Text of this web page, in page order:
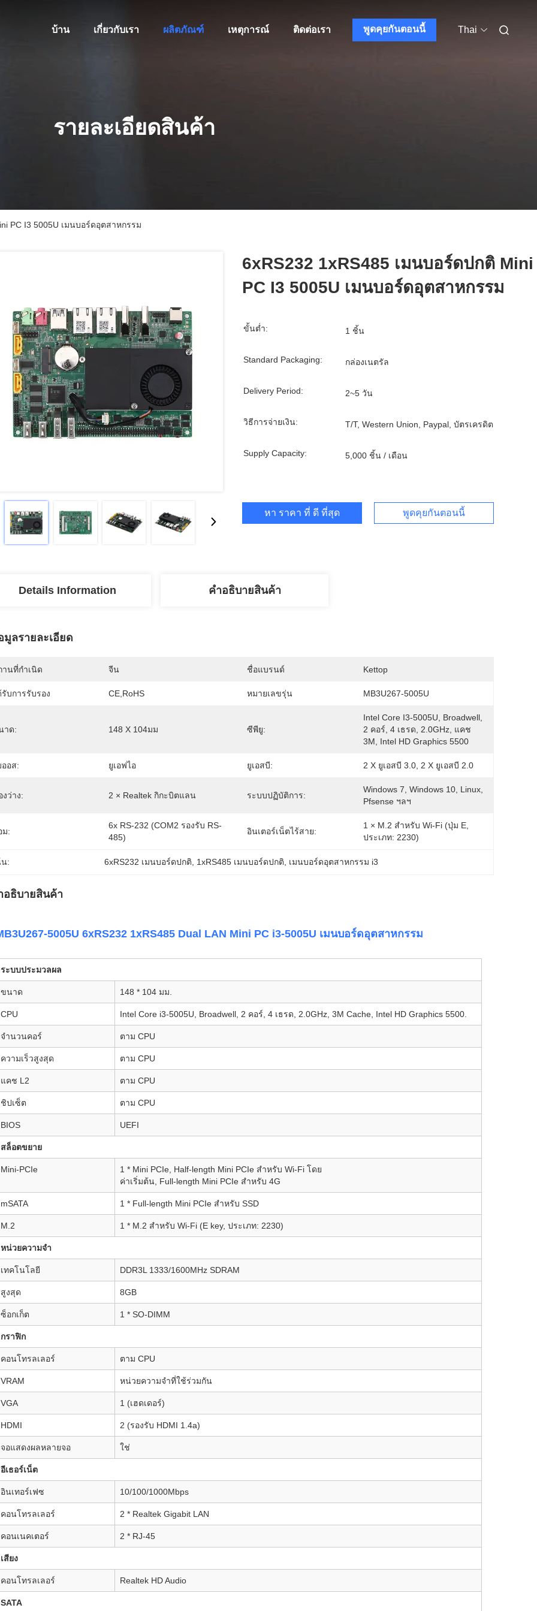
บ้าน เกี่ยวกับเรา ผลิตภัณฑ์ เหตุการณ์ ติดต่อเรา พูดคุยกันตอนนี้ Thai
รายละเอียดสินค้า
PC I3 5005U เมนบอร์ดอุตสาหกรรม
6xRS232 1xRS485 เมนบอร์ดปกติ Mini
PC I3 5005U เมนบอร์ดอุตสาหกรรม
ขั้นต่ำ: 1 ชิ้น
Standard Packaging: กล่องเนตรัล
Delivery Period: 2~5 วัน
วิธีการจ่ายเงิน: T/T, Western Union, Paypal, บัตรเครดิต
Supply Capacity: 5,000 ชิ้น / เดือน
หา ราคา ที่ ดี ที่สุด พูดคุยกันตอนนี้
Details Information คําอธิบายสินค้า
มูลรายละเอียด
านที่กำเนิด จีน ชื่อแบรนด์ Kettop
รับการรับรอง CE,RoHS หมายเลขรุ่น MB3U267-5005U
าด: 148 X 104มม ซีพียู:
Intel Core I3-5005U, Broadwell,
2 คอร์, 4 เธรด, 2.0GHz, แคช
3M, Intel HD Graphics 5500
ออส: ยูเอฟไอ ยูเอสบี: 2 X ยูเอสบี 3.0, 2 X ยูเอสบี 2.0
งว่าง: 2 × Realtek กิกะบิตแลน ระบบปฏิบัติการ:
Windows 7, Windows 10, Linux,
Pfsense ฯลฯ
ม:
6x RS-232 (COM2 รองรับ RS-
485)
อินเตอร์เน็ตไร้สาย:
1 × M.2 สำหรับ Wi-Fi (ปุ่ม E,
ประเภท: 2230)
น: 6xRS232 เมนบอร์ดปกติ 1xRS485 เมนบอร์ดปกติ เมนบอร์ดอุตสาหกรรม i3
อธิบายสินค้า
5005U 6xRS232 1xRS485 Dual LAN Mini PC i3-5005U เมนบอร์ดอุตสาหกรรม
ระบบประมวลผล
ขนาด 148 * 104 มม.
CPU Intel Core i3-5005U, Broadwell, 2 คอร์, 4 เธรด, 2.0GHz, 3M Cache, Intel HD Graphics 5500.
จำนวนคอร์ ตาม CPU
ความเร็วสูงสุด ตาม CPU
แคช L2 ตาม CPU
ชิปเซ็ต ตาม CPU
BIOS UEFI
สล็อตขยาย
Mini-PCIe
1 * Mini PCIe, Half-length Mini PCIe สำหรับ Wi-Fi โดย
ค่าเริ่มต้น, Full-length Mini PCIe สำหรับ 4G
mSATA 1 * Full-length Mini PCIe สำหรับ SSD
M.2 1 * M.2 สำหรับ Wi-Fi (E key, ประเภท: 2230)
หน่วยความจำ
เทคโนโลยี DDR3L 1333/1600MHz SDRAM
สูงสุด 8GB
ซ็อกเก็ต 1 * SO-DIMM
กราฟิก
คอนโทรลเลอร์ ตาม CPU
VRAM หน่วยความจำที่ใช้ร่วมกัน
VGA 1 (เฮดเดอร์)
HDMI 2 (รองรับ HDMI 1.4a)
จอแสดงผลหลายจอ ใช่
อีเธอร์เน็ต
อินเทอร์เฟซ 10/100/1000Mbps
คอนโทรลเลอร์ 2 * Realtek Gigabit LAN
คอนเนคเตอร์ 2 * RJ-45
เสียง
คอนโทรลเลอร์ Realtek HD Audio
SATA